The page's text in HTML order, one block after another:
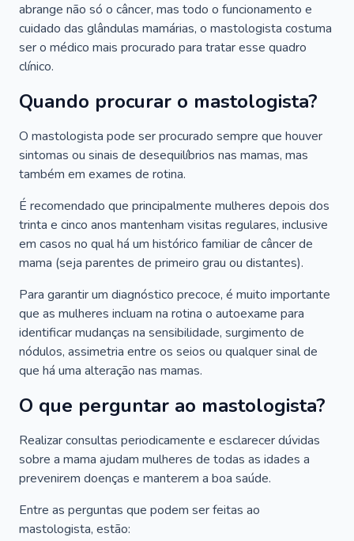
abrange não só o câncer, mas todo o funcionamento e
cuidado das glândulas mamárias, o mastologista costuma
ser o médico mais procurado para tratar esse quadro
clínico.
Quando procurar o mastologista?
O mastologista pode ser procurado sempre que houver
sintomas ou sinais de desequilíbrios nas mamas, mas
também em exames de rotina.
É recomendado que principalmente mulheres depois dos
trinta e cinco anos mantenham visitas regulares, inclusive
em casos no qual há um histórico familiar de câncer de
mama (seja parentes de primeiro grau ou distantes).
Para garantir um diagnóstico precoce, é muito importante
que as mulheres incluam na rotina o autoexame para
identificar mudanças na sensibilidade, surgimento de
nódulos, assimetria entre os seios ou qualquer sinal de
que há uma alteração nas mamas.
O que perguntar ao mastologista?
Realizar consultas periodicamente e esclarecer dúvidas
sobre a mama ajudam mulheres de todas as idades a
prevenirem doenças e manterem a boa saúde.
Entre as perguntas que podem ser feitas ao
mastologista, estão: